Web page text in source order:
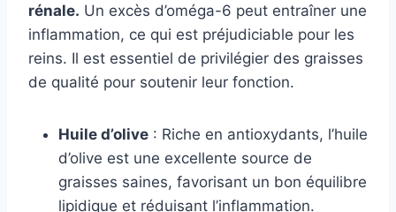
rénale. Un excès d’oméga-6 peut entraîner une
inflammation, ce qui est préjudiciable pour les
reins. Il est essentiel de privilégier des graisses
de qualité pour soutenir leur fonction.
Huile d’olive : Riche en antioxydants, l’huile
d’olive est une excellente source de
graisses saines, favorisant un bon équilibre
lipidique et réduisant l’inflammation.